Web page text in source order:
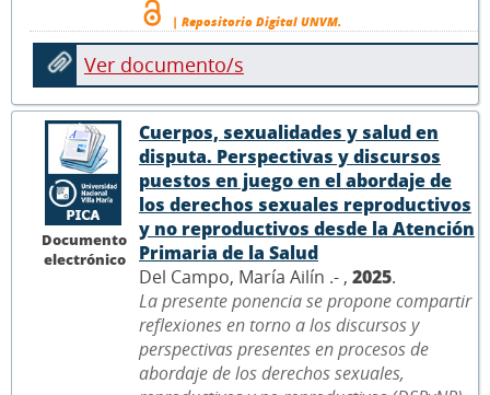
| Repositorio Digital UNVM.
Ver documento/s
Documento
electrónico
Cuerpos, sexualidades y salud en
disputa. Perspectivas y discursos
puestos en juego en el abordaje de
los derechos sexuales reproductivos
y no reproductivos desde la Atención
Primaria de la Salud
Del Campo, María Ailín .- , 2025.
La presente ponencia se propone compartir
reflexiones en torno a los discursos y
perspectivas presentes en procesos de
abordaje de los derechos sexuales,